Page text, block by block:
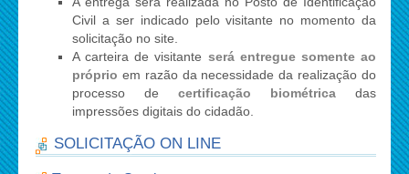
Civil a ser indicado pelo visitante no momento da
solicitação no site.
A carteira de visitante será entregue somente ao
próprio em razão da necessidade da realização do
processo de certificação biométrica das
impressões digitais do cidadão.
SOLICITAÇÃO ON LINE